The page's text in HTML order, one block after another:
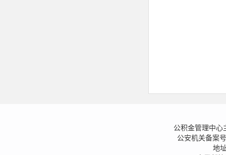
公积金管理中
公安机关备案
地